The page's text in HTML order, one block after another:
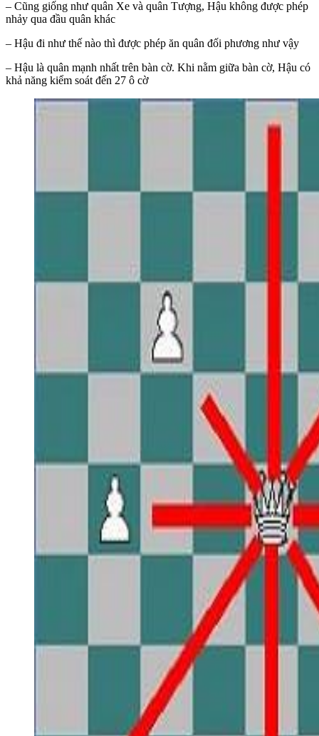
– Cũng giống như quân Xe và quân Tượng, Hậu không được phép
nhảy qua đầu quân khác
– Hậu đi như thế nào thì được phép ăn quân đối phương như vậy
– Hậu là quân mạnh nhất trên bàn cờ. Khi nằm giữa bàn cờ, Hậu có
khả năng kiểm soát đến 27 ô cờ